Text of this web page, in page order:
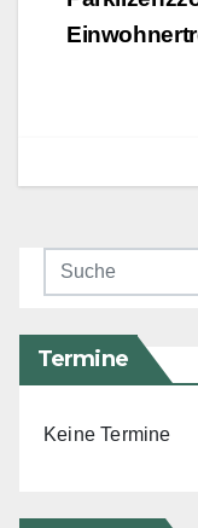
Termine
Keine Termine